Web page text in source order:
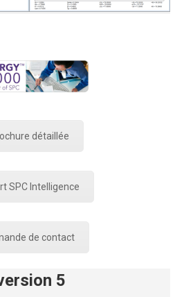
détaillée
SPC Intelligence
de contact
5